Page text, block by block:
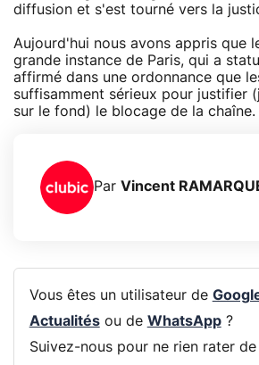
diffusion et s'est tourné vers la
Aujourd'hui nous avons appris que
grande instance de Paris, qui a
affirmé dans une ordonnance que
suffisamment sérieux pour justifier
sur le fond) le blocage de la chaîne.
Par Vincent
Vous êtes un utilisateur de
Actualitésou de WhatsApp?
Suivez-nous pour ne rien rater